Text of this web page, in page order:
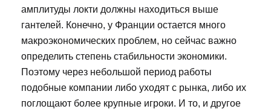
амплитуды локти должны находиться выше
гантелей. Конечно, у Франции остается много
макроэкономических проблем, но сейчас важно
определить степень стабильности экономики.
Поэтому через небольшой период работы
подобные компании либо уходят с рынка, либо их
поглощают более крупные игроки. И то, и другое